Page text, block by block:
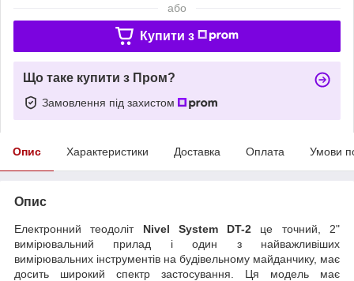
або
Купити з
Що таке купити з Пром?
Замовлення під захистом
Опис Характеристики Доставка Оплата Умови
Опис
Електронний теодоліт Nivel System DT-2 це точний, 2"
вимірювальний прилад і один з найважливіших
вимірювальних інструментів на будівельному майданчику, має
досить широкий спектр застосування. Ця модель має